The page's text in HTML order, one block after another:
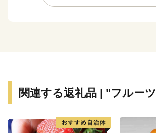
て整備した日野川土手にある公園でお花
す。海にも山にも車ですぐ行くことがで
ひとの
関連する返礼品 | "フルー